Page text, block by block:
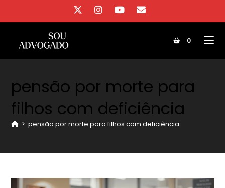
conteúdo
0
pensão por morte para
filhos com deficiência
> pensão por morte para filhos com deficiência